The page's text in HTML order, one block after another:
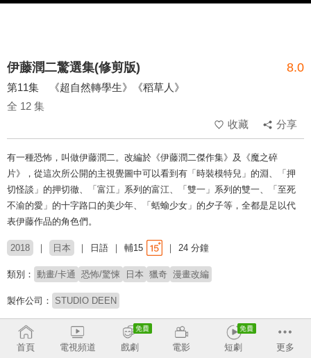
伊藤潤二驚選集(修剪版) 8.0
第11集 《超自然轉學生》《稻草人》
全 12 集
收藏
分享
有一種恐怖，叫做伊藤潤二。改編於《伊藤潤二傑作集》及《魔之碎
片》，從這次所公開的主視覺圖中可以看到有「時裝模特兒」的淵、「押
切怪談」的押切徹、「富江」系列的富江、「雙一」系列的雙一、「至死
不渝的愛」的十字路口的美少年、「蛞蝓少女」的夕子等，全都是足以代
表伊藤作品的角色們。
2018 日本 日語 輔15 24 分鐘
類別： 動畫/卡通 恐怖/驚悚 日本 獵奇 漫畫改編
製作公司： STUDIO DEEN
導演：
配音： 綠川光 下野紘 名塚佳織 末柄里惠 小山茉美 三ツ矢雄二
首頁 電視頻道 戲劇 電影 短劇 更多